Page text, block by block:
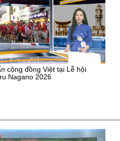
cộng đồng Việt tại Lễ hội
Nagano 2026